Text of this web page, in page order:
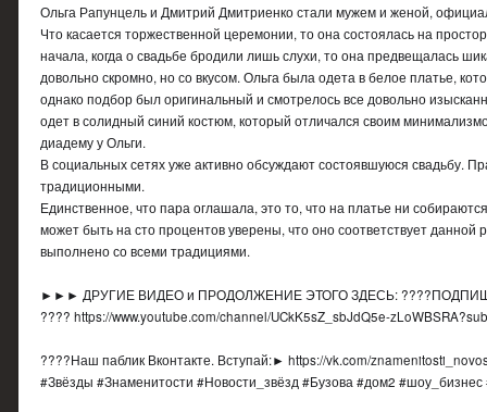
Ольга Рапунцель и Дмитрий Дмитриенко стали мужем и женой,
Что касается торжественной церемонии, то она состоялась на
начала, когда о свадьбе бродили лишь слухи, то она предвещалась
довольно скромно, но со вкусом. Ольга была одета в белое платье,
однако подбор был оригинальный и смотрелось все довольно
одет в солидный синий костюм, который отличался своим
диадему у Ольги.
В социальных сетях уже активно обсуждают состоявшуюся свадьбу.
традиционными.
Единственное, что пара оглашала, это то, что на платье ни
может быть на сто процентов уверены, что оно соответствует данной
выполнено со всеми традициями.
►►► ДРУГИЕ ВИДЕО и ПРОДОЛЖЕНИЕ ЭТОГО ЗДЕСЬ:
???? https://www.youtube.com/channel/UCkK5sZ_sbJdQ5e-
????Наш паблик Вконтакте. Вступай:► https://vk.com/
#Звёзды #Знаменитости #Новости_звёзд #Бузова #дом2